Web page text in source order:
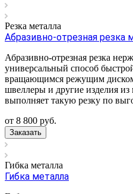
Резка металла
Абразивно-отрезная резка
Абразивно-отрезная резка
универсальный способ
вращающимся режущим диском
швеллеры и другие изделия
выполняет такую резку по
от 8 800 руб.
Заказать
Гибка металла
Гибка металла